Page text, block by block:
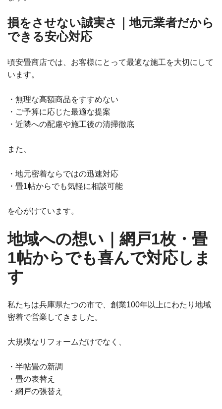
損をさせない誠実さ｜地元業者だから
できる安心対応
頃安畳商店では、お客様にとって最適な施工を大切にして
います。
・無理な高額商品をすすめない
・ご予算に応じた最適な提案
・近隣への配慮や施工後の清掃徹底
また、
・地元密着ならではの迅速対応
・畳1帖からでも気軽に相談可能
を心がけています。
地域への想い｜網戸1枚・畳
1帖からでも喜んで対応しま
す
私たちは兵庫県たつの市で、創業100年以上にわたり地域
密着で営業してきました。
大規模なリフォームだけでなく、
・半帖畳の新調
・畳の表替え
・網戸の張替え